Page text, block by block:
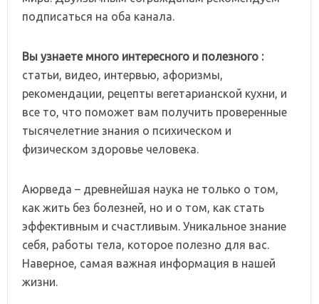
подписаться на оба канала.
Вы узнаете много интересного и полезного :
статьи, видео, интервью, афоризмы,
рекомендации, рецепты вегетарианской кухни, и
все то, что поможет вам получить проверенные
тысячелетние знания о психическом и
физическом здоровье человека.
Аюрведа – древнейшая наука не только о том,
как жить без болезней, но и о том, как стать
эффективным и счастливым. Уникальное знание
себя, работы тела, которое полезно для вас.
Наверное, самая важная информация в нашей
жизни.